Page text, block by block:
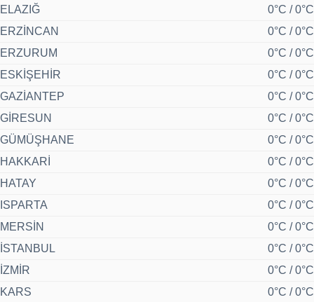
ELAZIĞ
0°C / 0°C
ERZİNCAN
0°C / 0°C
ERZURUM
0°C / 0°C
ESKİŞEHİR
0°C / 0°C
GAZİANTEP
0°C / 0°C
GİRESUN
0°C / 0°C
GÜMÜŞHANE
0°C / 0°C
HAKKARİ
0°C / 0°C
HATAY
0°C / 0°C
ISPARTA
0°C / 0°C
MERSİN
0°C / 0°C
İSTANBUL
0°C / 0°C
İZMİR
0°C / 0°C
KARS
0°C / 0°C